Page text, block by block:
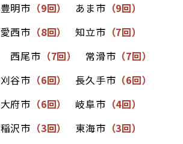
豊明市 （9回） あま市 （9回）
愛西市 （8回） 知立市 （7回）
西尾市 （7回） 常滑市 （7回）
刈谷市 （6回） 長久手市 （6回）
大府市 （6回） 岐阜市 （4回）
稲沢市 （3回） 東海市 （3回）